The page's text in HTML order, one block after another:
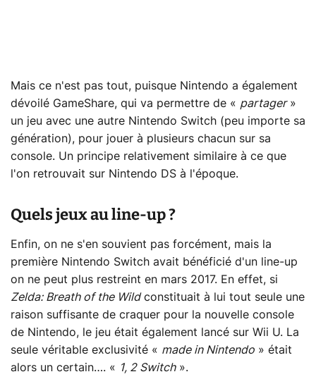
Mais ce n'est pas tout, puisque Nintendo a également
dévoilé GameShare, qui va permettre de « partager»
un jeu avec une autre Nintendo Switch (peu importe sa
génération), pour jouer à plusieurs chacun sur sa
console. Un principe relativement similaire à ce que
l'on retrouvait sur Nintendo DS à l'époque.
Quels jeux au line-up ?
Enfin, on ne s'en souvient pas forcément, mais la
première Nintendo Switch avait bénéficié d'un line-up
on ne peut plus restreint en mars 2017. En effet, si
Zelda: Breath of the Wildconstituait à lui tout seule une
raison suffisante de craquer pour la nouvelle console
de Nintendo, le jeu était également lancé sur Wii U. La
seule véritable exclusivité « made in Nintendo » était
alors un certain…. « 1, 2 Switch».